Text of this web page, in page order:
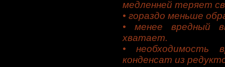
медленней теряет
• гораздо меньше
• менее вредный
хватает.
• необходимость
конденсат из